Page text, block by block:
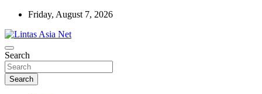
Skip
content
Friday, August 7, 2026
Lintas Asia Net
Tajam dan Terpercaya
Search
Search